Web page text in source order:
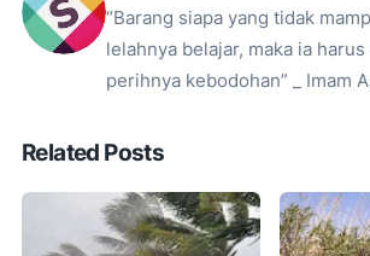
“Barang siapa yang tidak
lelahnya belajar, maka ia
perihnya kebodohan” _ Imam
Related Posts